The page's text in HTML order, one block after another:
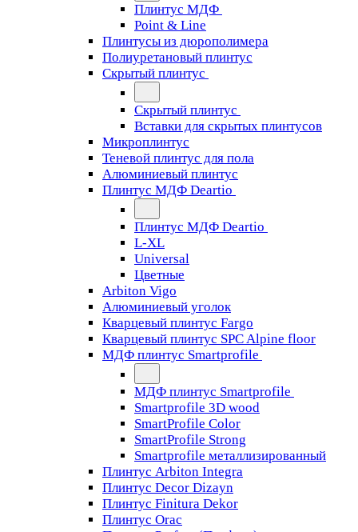
Плинтус МДФ
Point & Line
Плинтусы из дюрополимера
Полиуретановый плинтус
Скрытый плинтус
Скрытый плинтус
Вставки для скрытых плинтусов
Микроплинтус
Теневой плинтус для пола
Алюминиевый плинтус
Плинтус МДФ Deartio
Плинтус МДФ Deartio
L-XL
Universal
Цветные
Arbiton Vigo
Алюминиевый уголок
Кварцевый плинтус Fargo
Кварцевый плинтус SPC Alpine floor
МДФ плинтус Smartprofile
МДФ плинтус Smartprofile
Smartprofile 3D wood
SmartProfile Color
SmartProfile Strong
Smartprofile металлизированный
Плинтус Arbiton Integra
Плинтус Decor Dizayn
Плинтус Finitura Dekor
Плинтус Orac